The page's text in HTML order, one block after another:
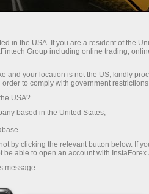
Аналитические
рынка,
ответы на
счет
демосчет
in the USA. If you are a resident of the
Group including online trading,
and your location is not the US, kindly
to comply with government
USA?
based in the United States;
by clicking the relevant button below. If
able to open an account with InstaForex
message.